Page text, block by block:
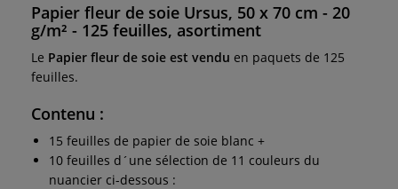
Papier fleur de soie Ursus, 50 x 70 cm - 20
g/m² - 125 feuilles, asortiment
Le Papier fleur de soie est vendu en paquets de 125
feuilles.
Contenu :
15 feuilles de papier de soie blanc +
10 feuilles d´une sélection de 11 couleurs du
nuancier ci-dessous :